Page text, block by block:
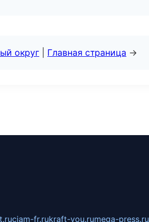
округ Главная страница →
ciam-fr.rukraft-you.rumega-press.ru